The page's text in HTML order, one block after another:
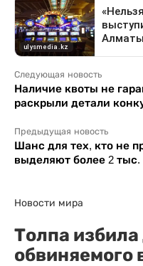
Следующая новость
Наличие квоты не
раскрыли детали
Предыдущая новость
Шанс для тех, кто не
выделяют более 2 тыс.
Новости мира
Толпа
обвиняемого